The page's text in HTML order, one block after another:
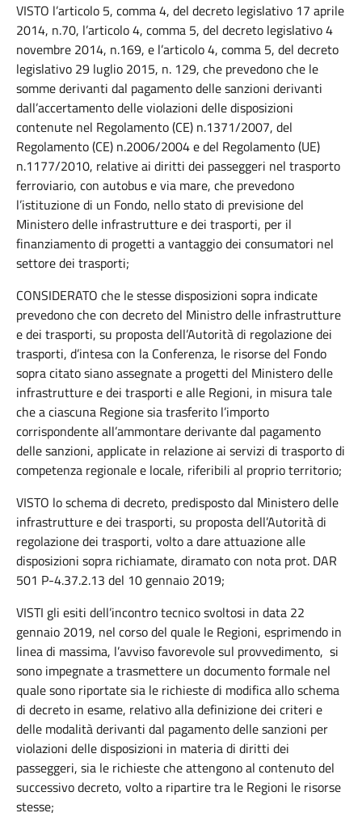
VISTO l’articolo 5, comma 4, del decreto legislativo 17 aprile
2014, n.70, l’articolo 4, comma 5, del decreto legislativo 4
novembre 2014, n.169, e l’articolo 4, comma 5, del decreto
legislativo 29 luglio 2015, n. 129, che prevedono che le
somme derivanti dal pagamento delle sanzioni derivanti
dall’accertamento delle violazioni delle disposizioni
contenute nel Regolamento (CE) n.1371/2007, del
Regolamento (CE) n.2006/2004 e del Regolamento (UE)
n.1177/2010, relative ai diritti dei passeggeri nel trasporto
ferroviario, con autobus e via mare, che prevedono
l’istituzione di un Fondo, nello stato di previsione del
Ministero delle infrastrutture e dei trasporti, per il
finanziamento di progetti a vantaggio dei consumatori nel
settore dei trasporti;
CONSIDERATO che le stesse disposizioni sopra indicate
prevedono che con decreto del Ministro delle infrastrutture
e dei trasporti, su proposta dell’Autorità di regolazione dei
trasporti, d’intesa con la Conferenza, le risorse del Fondo
sopra citato siano assegnate a progetti del Ministero delle
infrastrutture e dei trasporti e alle Regioni, in misura tale
che a ciascuna Regione sia trasferito l’importo
corrispondente all’ammontare derivante dal pagamento
delle sanzioni, applicate in relazione ai servizi di trasporto di
competenza regionale e locale, riferibili al proprio territorio;
VISTO lo schema di decreto, predisposto dal Ministero delle
infrastrutture e dei trasporti, su proposta dell’Autorità di
regolazione dei trasporti, volto a dare attuazione alle
disposizioni sopra richiamate, diramato con nota prot. DAR
501 P-4.37.2.13 del 10 gennaio 2019;
VISTI gli esiti dell’incontro tecnico svoltosi in data 22
gennaio 2019, nel corso del quale le Regioni, esprimendo in
linea di massima, l’avviso favorevole sul provvedimento, si
sono impegnate a trasmettere un documento formale nel
quale sono riportate sia le richieste di modifica allo schema
di decreto in esame, relativo alla definizione dei criteri e
delle modalità derivanti dal pagamento delle sanzioni per
violazioni delle disposizioni in materia di diritti dei
passeggeri, sia le richieste che attengono al contenuto del
successivo decreto, volto a ripartire tra le Regioni le risorse
stesse;